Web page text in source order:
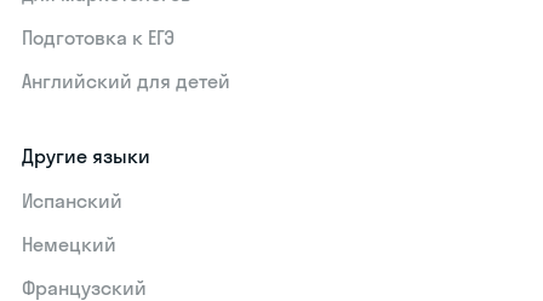
Подготовка к ЕГЭ
Английский для детей
Другие языки
Испанский
Немецкий
Французский